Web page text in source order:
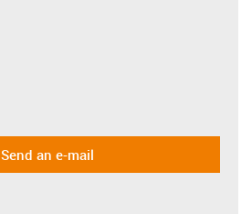
Send an e-mail